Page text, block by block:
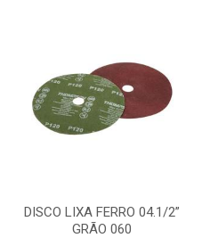
DISCO LIXA FERRO 04.1/2”
GRÃO 060